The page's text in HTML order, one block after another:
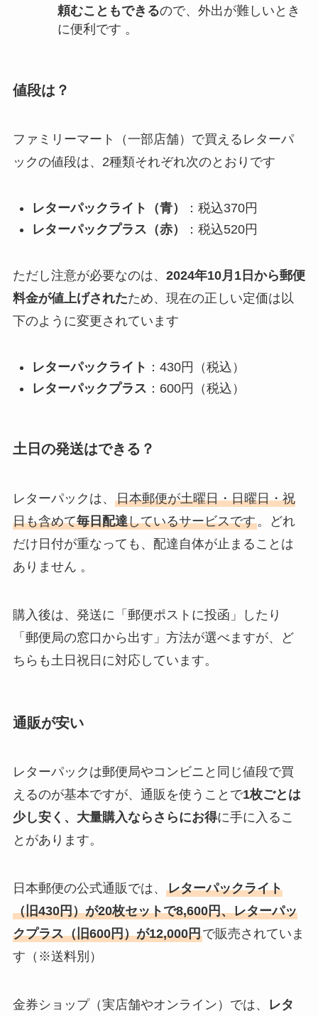
頼むこともできるので、外出が難しいとき
に便利です 。
値段は？
ファミリーマート（一部店舗）で買えるレターパ
ックの値段は、2種類それぞれ次のとおりです
レターパックライト（青）
：税込370円
レターパックプラス（赤）
：税込520円
ただし注意が必要なのは、 2024年10月1日から郵便
料金が値上げされたため、現在の正しい定価は以
下のように変更されています
レターパックライト ：430円（税込）
レターパックプラス ：600円（税込）
土日の発送はできる？
レターパックは、 日本郵便が土曜日・日曜日・祝
日も含めて毎日配達しているサービスです。どれ
だけ日付が重なっても、配達自体が止まることは
ありません 。
購入後は、発送に「郵便ポストに投函」したり
「郵便局の窓口から出す」方法が選べますが、ど
ちらも土日祝日に対応しています。
通販が安い
レターパックは郵便局やコンビニと同じ値段で買
えるのが基本ですが、通販を使うことで1枚ごとは
少し安く、大量購入ならさらにお得に手に入るこ
とがあります。
日本郵便の公式通販では、 レターパックライト
（旧430円）が20枚セットで8,600円、レターパッ
クプラス（旧600円）が12,000円で販売されていま
す（※送料別）
金券ショップ（実店舗やオンライン）では、
レタ